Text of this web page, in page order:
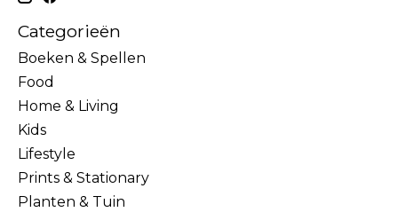
Categorieën
Boeken & Spellen
Food
Home & Living
Kids
Lifestyle
Prints & Stationary
Planten & Tuin